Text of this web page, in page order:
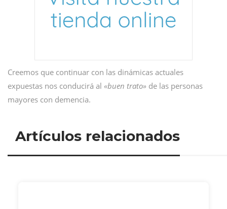
Creemos que continuar con las dinámicas actuales
expuestas nos conducirá al «buen trato» de las personas
mayores con demencia.
Artículos relacionados